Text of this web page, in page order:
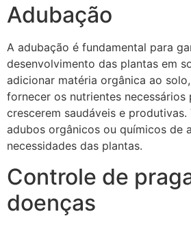
Adubação
A adubação é fundamental para
desenvolvimento das plantas em
adicionar matéria orgânica ao
fornecer os nutrientes necessários
crescerem saudáveis e
adubos orgânicos ou químicos de
necessidades das plantas.
Controle de
doenças